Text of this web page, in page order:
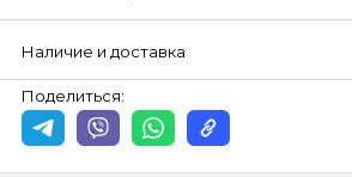
Наличие и доставка
Поделиться: